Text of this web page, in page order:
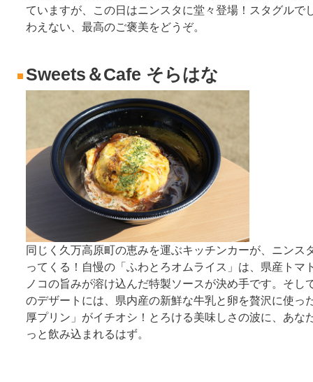
ていますが、この日はニンスタに堂々登場！スタグルで
わえない、最高のご褒美をどうぞ。
Sweets＆Cafe そらはな
同じく久万高原町の恵みを運ぶキッチンカーが、ニンス
ってくる！自慢の「ふわとろオムライス」は、県産トマ
ノコの旨みが溶け込んだ特製ソースが決め手です。そし
のデザートには、県内産の新鮮な牛乳と卵を贅沢に使っ
厚プリン」がイチオシ！とろける美味しさの波に、あな
っと飲み込まれるはず。